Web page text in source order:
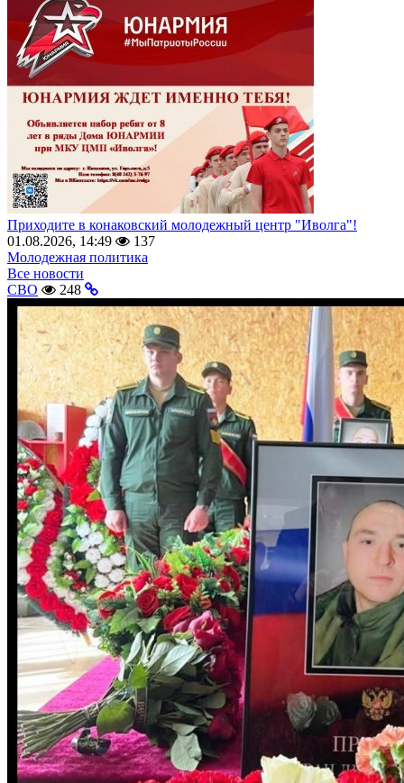
Приходите в конаковский молодежный центр "Иволга"!
01.08.2026, 14:49
137
Молодежная политика
Все новости
СВО
248